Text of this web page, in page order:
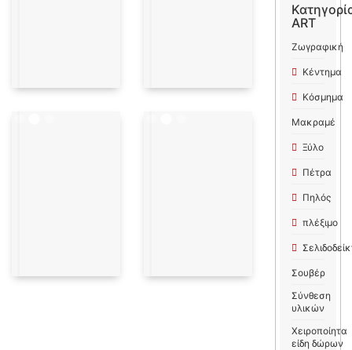
ART
Ζωγραφική
Κέντημα
Κόσμημα
Μακραμέ
Ξύλο
Πέτρα
Πηλός
πλέξιμο
Σουβέρ
Σύνθεση
υλικών
Χειροποίητα
είδη δώρων